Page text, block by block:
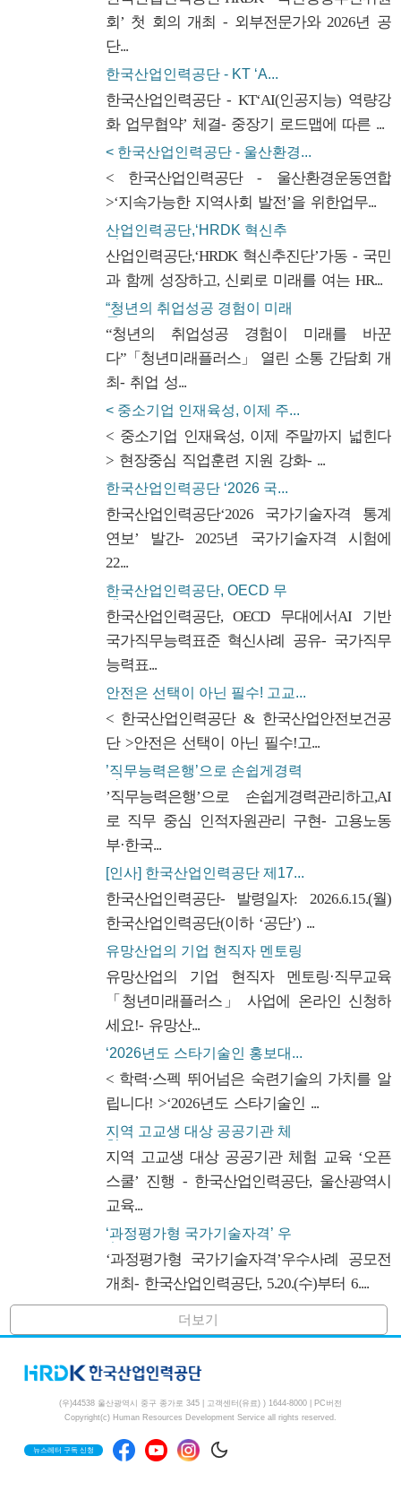
회’ 첫 회의 개최 - 외부전문가와 2026년 공
단...
한국산업인력공단 - KT ‘A...
한국산업인력공단 - KT‘AI(인공지능) 역량강
화 업무협약’ 체결- 중장기 로드맵에 따른 ...
< 한국산업인력공단 - 울산환경...
< 한국산업인력공단 - 울산환경운동연합
>‘지속가능한 지역사회 발전’을 위한업무...
산업인력공단,‘HRDK 혁신추
진...
산업인력공단,‘HRDK 혁신추진단’가동 - 국민
과 함께 성장하고, 신뢰로 미래를 여는 HR...
“청년의 취업성공 경험이 미래
를...
“청년의 취업성공 경험이 미래를 바꾼
다”「청년미래플러스」 열린 소통 간담회 개
최- 취업 성...
< 중소기업 인재육성, 이제 주...
< 중소기업 인재육성, 이제 주말까지 넓힌다
> 현장중심 직업훈련 지원 강화- ...
한국산업인력공단 ‘2026 국...
한국산업인력공단‘2026 국가기술자격 통계
연보’ 발간- 2025년 국가기술자격 시험에
22...
한국산업인력공단, OECD 무
대...
한국산업인력공단, OECD 무대에서AI 기반
국가직무능력표준 혁신사례 공유- 국가직무
능력표...
안전은 선택이 아닌 필수! 고교...
< 한국산업인력공단 & 한국산업안전보건공
단 >안전은 선택이 아닌 필수!고...
’직무능력은행’으로 손쉽게경력
관...
’직무능력은행’으로 손쉽게경력관리하고,AI
로 직무 중심 인적자원관리 구현- 고용노동
부·한국...
[인사] 한국산업인력공단 제17...
한국산업인력공단- 발령일자: 2026.6.15.(월)
한국산업인력공단(이하 ‘공단’) ...
유망산업의 기업 현직자 멘토링
유망산업의 기업 현직자 멘토링·직무교육
「청년미래플러스」 사업에 온라인 신청하
세요!- 유망산...
‘2026년도 스타기술인 홍보대...
< 학력·스펙 뛰어넘은 숙련기술의 가치를 알
립니다! >‘2026년도 스타기술인 ...
지역 고교생 대상 공공기관 체
험...
지역 고교생 대상 공공기관 체험 교육 ‘오픈
스쿨’ 진행 - 한국산업인력공단, 울산광역시
교육...
‘과정평가형 국가기술자격’ 우
수...
‘과정평가형 국가기술자격’우수사례 공모전
개최- 한국산업인력공단, 5.20.(수)부터 6....
더보기
(우)44538 울산광역시 중구 종가로 345 | 고객센터(유료) ) 1644-8000
PC버전
Copyright(c) Human Resources Development Service all rights reserved.
뉴스레터 구독 신청